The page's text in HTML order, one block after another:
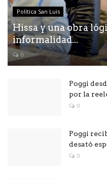
Política San Luis
Hissa y una obra
informalidad...
0
Poggi
por la
0
Poggi
desató
0